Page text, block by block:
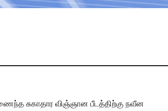
சுகாதார விஞ்ஞான பீடத்திற்கு நவீன